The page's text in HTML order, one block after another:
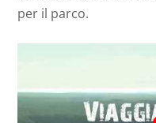
per il parco.